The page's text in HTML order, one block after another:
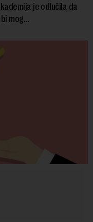
je odlučila da
mog...